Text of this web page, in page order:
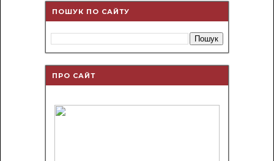
ПОШУК ПО САЙТУ
ПРО САЙТ